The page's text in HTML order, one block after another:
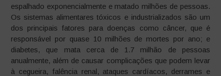
espalhado exponencialmente e matado milhões de pessoas.
Os sistemas alimentares tóxicos e industrializados são um
dos principais fatores para doenças como câncer, que é
responsável por quase 10 milhões de mortes por ano; e
diabetes, que mata cerca de 1.7 milhão de pessoas
anualmente, além de causar complicações que podem levar
à cegueira, falência renal, ataques cardíacos, derrames e